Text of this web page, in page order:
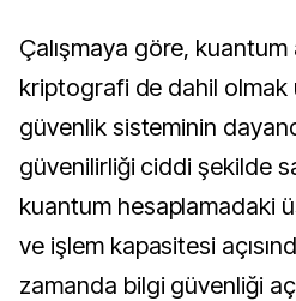
Çalışmaya göre,
kriptografi de dahil olmak
güvenlik sisteminin
güvenilirliği ciddi şekilde
kuantum hesaplamadaki
ve işlem kapasitesi
zamanda bilgi güvenliği